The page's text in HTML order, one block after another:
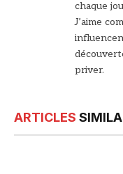
chaque
J’aime
priver.
ARTICLES